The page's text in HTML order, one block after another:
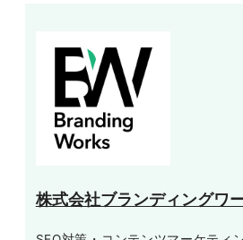
株式会社ブランディングワ